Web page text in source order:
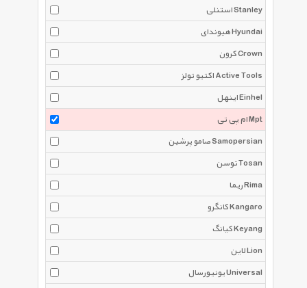
استنلی Stanley
هیوندای Hyundai
کرون Crown
اکتیو تولز Active Tools
اینهل Einhel
ام پی تی Mpt
صامو پرشین Samopersian
توسن Tosan
ریما Rima
کانگرو Kangaro
کیانگ Keyang
لاین Lion
یونیورسال Universal